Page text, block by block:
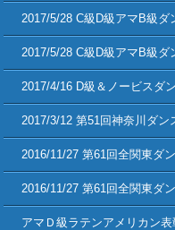
2017/5/28 C級D級アマB級ダ
2017/5/28 C級D級アマB級
2017/4/16 D級＆ノービスダ
2017/3/12 第51回神奈川ダン
2016/11/27 第61回全関東ダ
2016/11/27 第61回全関東ダ
アマＤ級ラテンアメリカン表